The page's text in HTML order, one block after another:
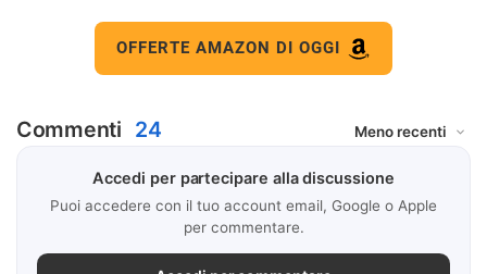
OFFERTE AMAZON DI OGGI
Commenti 24
Accedi per partecipare alla discussione
Puoi accedere con il tuo account email, Google o Apple
per commentare.